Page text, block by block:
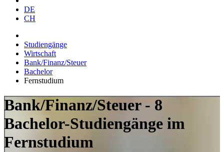
DE
CH
Studiengänge
Wirtschaft
Bank/Finanz/Steuer
Bachelor
Fernstudium
Bank/Finanz/Steuer - 8
Bachelor-Studiengänge im
Fernstudium